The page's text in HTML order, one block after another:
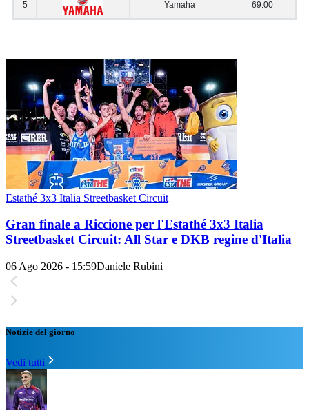
Estathé 3x3 Italia Streetbasket Circuit
Gran finale a Riccione per l'Estathé 3x3 Italia
Streetbasket Circuit: All Star e DKB regine d'Italia
06 Ago 2026 - 15:59Daniele Rubini
Notizie del giorno
Vedi tutti